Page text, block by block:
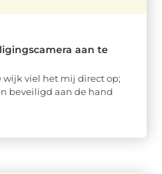
aan te
wijk viel het mij direct op;
beveiligd aan de hand